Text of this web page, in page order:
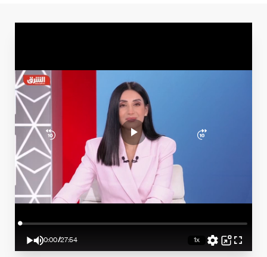
PlayMute
Current
0:00/
Duration
27:54
Loaded:
1xPlayback
Rate
Picture-
in-
Fullscreen